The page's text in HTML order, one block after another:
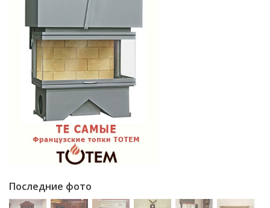
Последние фото